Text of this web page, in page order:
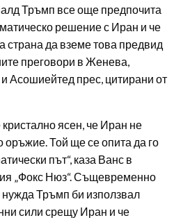
Тръмп все още предпочита
решение с Иран и че
страна да вземе това предвид
преговори в Женева,
Асошиейтед прес, цитирани от
ясен, че Иран не
Той ще се опита да го
път“, каза Ванс в
„Фокс Нюз“. Същевременно
Тръмп би използвал
сили срещу Иран и че